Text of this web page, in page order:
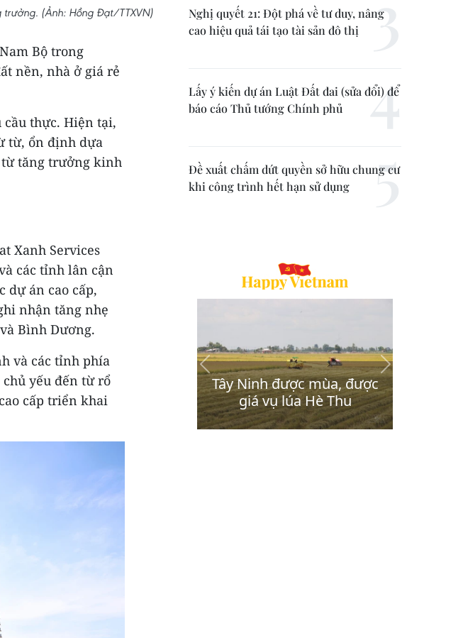
(Ảnh: Hồng Đạt/TTXVN)
Bộ trong
nền, nhà ở giá rẻ
thực. Hiện tại,
từ, ổn định dựa
từ tăng trưởng kinh
Xanh Services
các tỉnh lân cận
dự án cao cấp,
nhận tăng nhẹ
Bình Dương.
và các tỉnh phía
yếu đến từ rổ
cấp triển khai
Nghị quyết 21: Đột phá về tư duy, nâng
cao hiệu quả tái tạo tài sản đô thị
Lấy ý kiến dự án Luật Đất đai (sửa đổi) để
báo cáo Thủ tướng Chính phủ
Đề xuất chấm dứt quyền sở hữu chung cư
khi công trình hết hạn sử dụng